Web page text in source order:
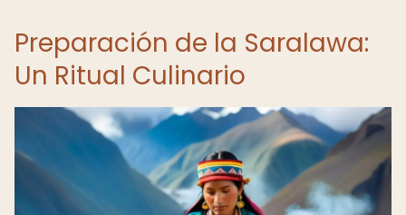
Preparación de la Saralawa:
Un Ritual Culinario